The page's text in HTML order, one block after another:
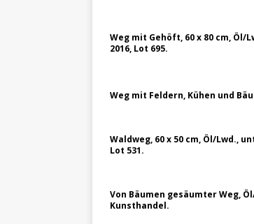
Weg mit Gehöft, 60 x 80 cm,
2016, Lot 695.
Weg mit Feldern, Kühen und
Waldweg, 60 x 50 cm, Öl/Lwd.,
Lot 531.
Von Bäumen gesäumter Weg,
Kunsthandel.